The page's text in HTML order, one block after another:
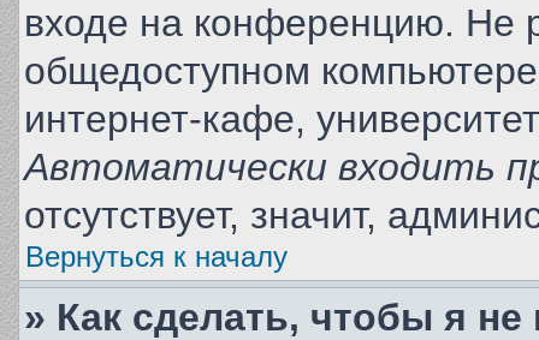
входе на конференцию. Не
общедоступном
интернет-кафе,
Автоматически входить
отсутствует, значит,
Вернуться к началу
» Как сделать, чтобы я